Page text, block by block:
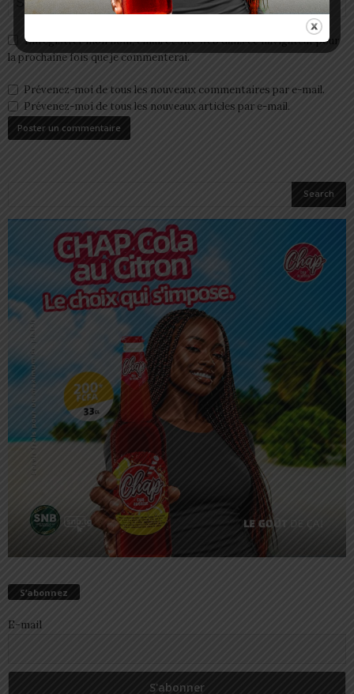
Enregistrer mon nom, email et site web dans ce navigateur pour
la prochaine fois que je commenterai.
Prévenez-moi de tous les nouveaux commentaires par e-mail.
Prévenez-moi de tous les nouveaux articles par e-mail.
S’abonnez
E-mail